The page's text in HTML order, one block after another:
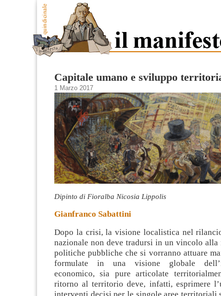
Capitale umano e sviluppo
1 Marzo 2017
Dipinto di Fioralba Nicosia Lippolis
Gianfranco Sabattini
Dopo la crisi, la visione localistica nel
nazionale non deve tradursi in un vincolo alla
politiche pubbliche che si vorranno attuare
formulate in una visione globale
economico, sia pure articolate
ritorno al territorio deve, infatti, esprimere